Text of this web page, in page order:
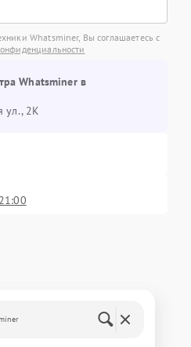
Whatsminer, Вы соглашаетесь с
Whatsminer в
ул., 2К